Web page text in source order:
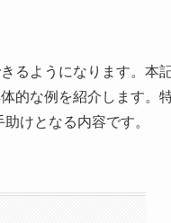
るようになります。本
的な例を紹介します。
けとなる内容です。